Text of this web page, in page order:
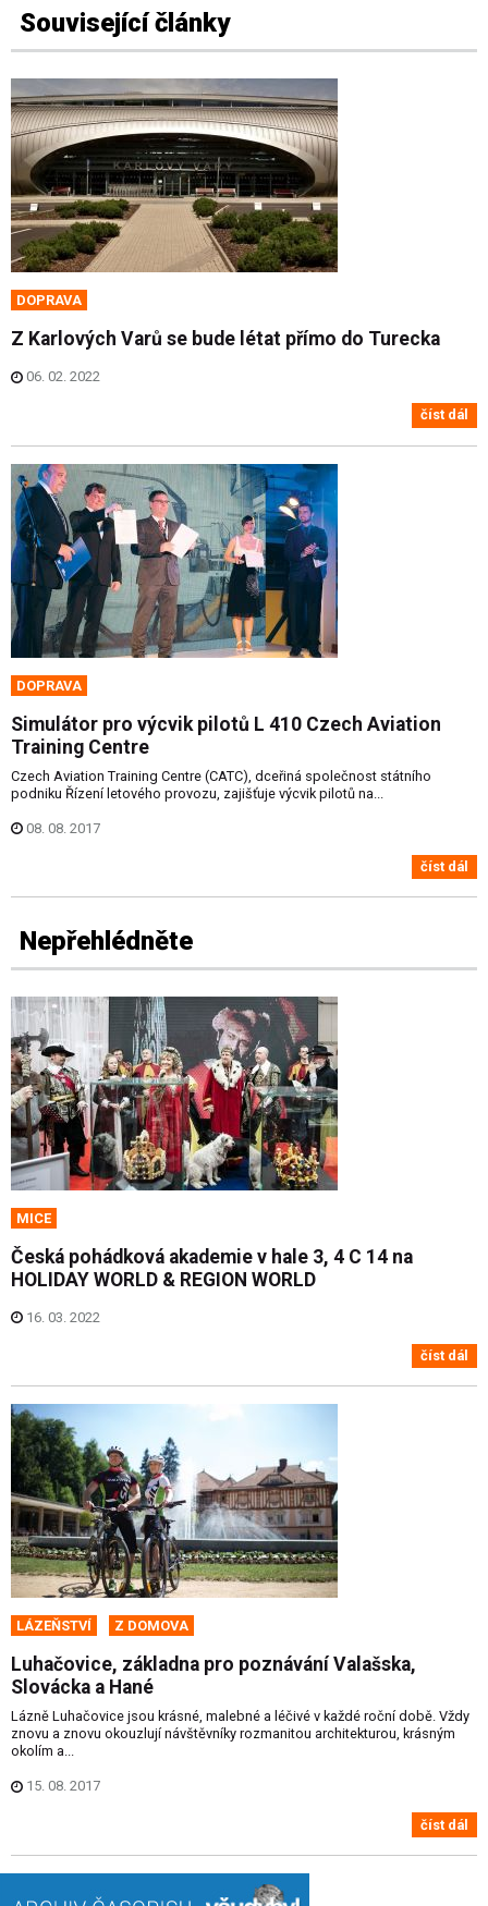
Související články
DOPRAVA
Z Karlových Varů se bude létat přímo do Turecka
06. 02. 2022
číst dál
DOPRAVA
Simulátor pro výcvik pilotů L 410 Czech Aviation
Training Centre
Czech Aviation Training Centre (CATC), dceřiná společnost státního
podniku Řízení letového provozu, zajišťuje výcvik pilotů na...
08. 08. 2017
číst dál
Nepřehlédněte
MICE
Česká pohádková akademie v hale 3, 4 C 14 na
HOLIDAY WORLD & REGION WORLD
16. 03. 2022
číst dál
LÁZEŇSTVÍ Z DOMOVA
Luhačovice, základna pro poznávání Valašska,
Slovácka a Hané
Lázně Luhačovice jsou krásné, malebné a léčivé v každé roční době. Vždy
znovu a znovu okouzlují návštěvníky rozmanitou architekturou, krásným
okolím a...
15. 08. 2017
číst dál